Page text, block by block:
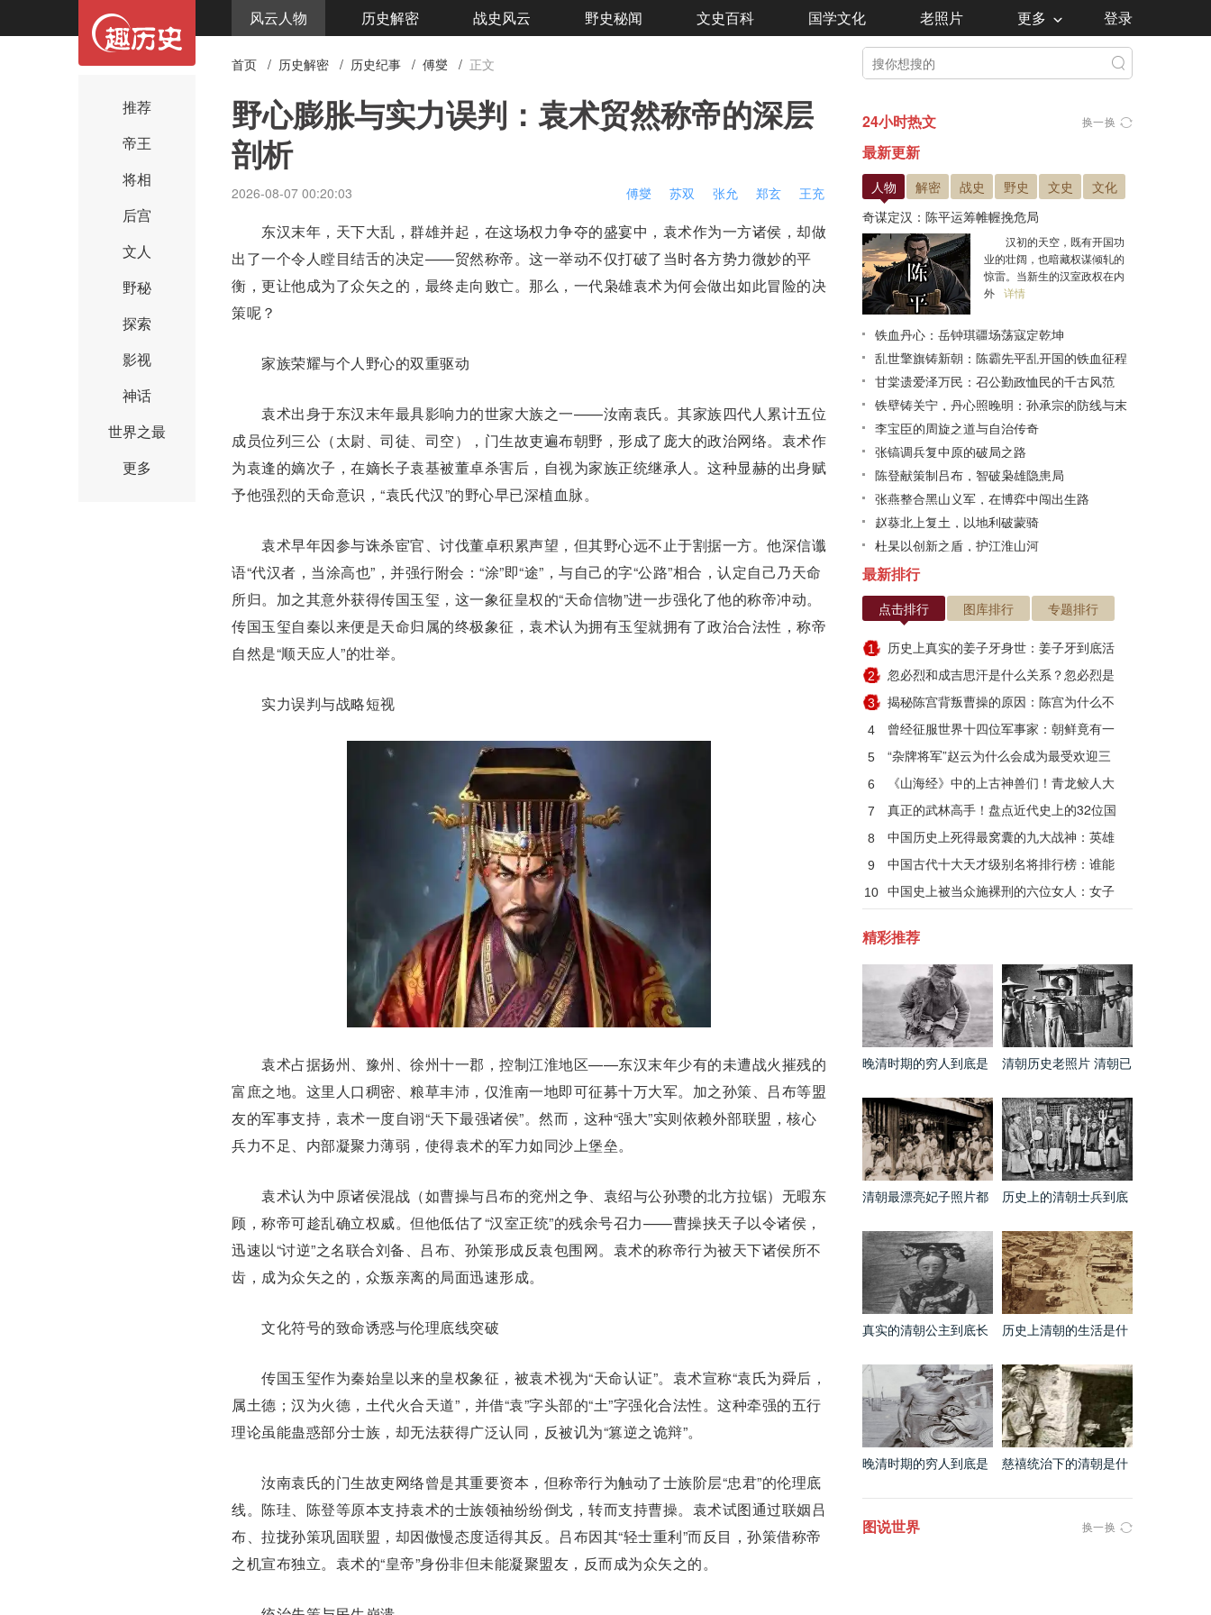
风云人物 历史解密 战史风云 野史秘闻 文史百科 国学文化 老照片 更多 登录
推荐
帝王
将相
后宫
文人
野秘
探索
影视
神话
世界之最
更多
首页 / 历史解密 / 历史纪事 / 傅燮 / 正文
野心膨胀与实力误判：袁术贸然称帝的深层
剖析
2026-08-07 00:20:03 傅燮 苏双 张允 郑玄 王充
东汉末年，天下大乱，群雄并起，在这场权力争夺的盛宴中， 袁术作为一方诸侯，却做
出了一个令人瞠目结舌的决定——贸然称帝。这一举动不仅打破了当时各方势力微妙的平
衡，更让他成为了众矢之的，最终走向败亡。那么，一代枭雄袁术为何会做出如此冒险的决
策呢？
家族荣耀与个人野心的双重驱动
袁术出身于东汉末年最具影响力的世家大族之一——汝南袁氏。其家族四代人累计五位
成员位列三公（太尉、司徒、司空），门生故吏遍布朝野，形成了庞大的政治网络。袁术作
为袁逢的嫡次子，在嫡长子袁基被董卓杀害后，自视为家族正统继承人。这种显赫的出身赋
予他强烈的天命意识，“袁氏代汉”的野心早已深植血脉。
袁术早年因参与诛杀宦官、讨伐董卓积累声望，但其野心远不止于割据一方。他深信谶
语“代汉者，当涂高也”，并强行附会：“涂”即“途”，与自己的字“公路”相合，认定自己乃天命
所归。加之其意外获得传国玉玺 ，这一象征皇权的“天命信物”进一步强化了他的称帝冲动。
传国玉玺自秦以来便是天命归属的终极象征，袁术认为拥有玉玺就拥有了政治合法性，称帝
自然是“顺天应人”的壮举。
实力误判与战略短视
袁术占据扬州、豫州、徐州十一郡，控制江淮地区——东汉末年少有的未遭战火摧残的
富庶之地。这里人口稠密、粮草丰沛，仅淮南一地即可征募十万大军。加之孙策、 吕布等盟
友的军事支持，袁术一度自诩“天下最强诸侯”。然而，这种“强大”实则依赖外部联盟，核心
兵力不足、内部凝聚力薄弱，使得袁术的军力如同沙上堡垒。
袁术认为中原诸侯混战（如曹操与吕布的兖州之争、 袁绍与公孙瓒的北方拉锯）无暇东
顾，称帝可趁乱确立权威。但他低估了“汉室正统”的残余号召力——曹操挟天子以令诸侯，
迅速以“讨逆”之名联合刘备、吕布、孙策形成反袁包围网。袁术的称帝行为被天下诸侯所不
齿，成为众矢之的， 众叛亲离的局面迅速形成。
文化符号的致命诱惑与伦理底线突破
传国玉玺作为秦始皇以来的皇权象征，被袁术视为“天命认证”。袁术宣称“袁氏为舜后，
属土德；汉为火德，土代火合天道”，并借“袁”字头部的“土”字强化合法性。这种牵强的五行
理论虽能蛊惑部分士族，却无法获得广泛认同，反被讥为“篡逆之诡辩”。
汝南袁氏的门生故吏网络曾是其重要资本，但称帝行为触动了士族阶层“忠君”的伦理底
线。陈珪、陈登等原本支持袁术的士族领袖纷纷倒戈，转而支持曹操。袁术试图通过联姻吕
布、拉拢孙策巩固联盟，却因傲慢态度适得其反。吕布因其“轻士重利”而反目，孙策借称帝
之机宣布独立。袁术的“皇帝”身份非但未能凝聚盟友，反而成为众矢之的。
24小时热文 换一换
最新更新
人物 解密 战史 野史 文史
文化
奇谋定汉：陈平运筹帷幄挽危局
汉初的天空，既有开国功
业的壮阔，也暗藏权谋倾轧的
惊雷。当新生的汉室政权在内
外 详情
铁血丹心：岳钟琪疆场荡寇定乾坤
乱世擎旗铸新朝：陈霸先平乱开国的铁血征程
甘棠遗爱泽万民：召公勤政恤民的千古风范
铁壁铸关宁，丹心照晚明：孙承宗的防线与末
路悲歌
李宝臣的周旋之道与自治传奇
张镐调兵复中原的破局之路
陈登献策制吕布，智破枭雄隐患局
张燕整合黑山义军，在博弈中闯出生路
赵葵北上复土，以地利破蒙骑
杜杲以创新之盾，护江淮山河
最新排行
点击排行 图库排行 专题排行
1
历史上真实的姜子牙身世：姜子牙到底活
了多少岁
2
忽必烈和成吉思汗是什么关系？忽必烈是
因何而死
3
揭秘陈宫背叛曹操的原因：陈宫为什么不
跟刘备？
4
曾经征服世界十四位军事家：朝鲜竟有一
人入选
5
“杂牌将军”赵云为什么会成为最受欢迎三
国武将？
6
《山海经》中的上古神兽们！青龙鲛人大
集合
7
真正的武林高手！盘点近代史上的32位国
术大师
8
中国历史上死得最窝囊的九大战神：英雄
无善终！
9
中国古代十大天才级别名将排行榜：谁能
当第一？
10
中国史上被当众施裸刑的六位女人：女子
裸刑秘闻
精彩推荐
晚清时期的穷人到底是
完全不同
清朝历史老照片 清朝已
清朝最漂亮妃子照片都
知道了
历史上的清朝士兵到底
所事事
真实的清朝公主到底长
吧
历史上清朝的生活是什
这个时代吗
晚清时期的穷人到底是
完全不是一个级别
慈禧统治下的清朝是什
瘦的已经皮包骨头了
图说世界 换一换